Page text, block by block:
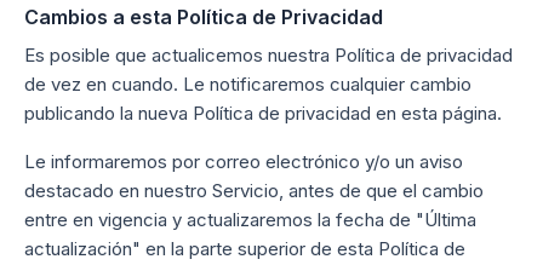
Cambios a esta Política de Privacidad
Es posible que actualicemos nuestra Política de privacidad
de vez en cuando. Le notificaremos cualquier cambio
publicando la nueva Política de privacidad en esta página.
Le informaremos por correo electrónico y/o un aviso
destacado en nuestro Servicio, antes de que el cambio
entre en vigencia y actualizaremos la fecha de "Última
actualización" en la parte superior de esta Política de